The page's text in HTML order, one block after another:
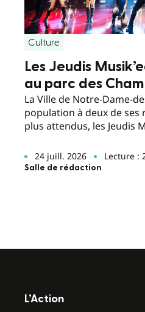
Culture
Les Jeudis
au parc des
La Ville de Notre-Dame-
population à deux de ses
plus attendus, les Jeudis
24 juill. 2026 Lecture :
Salle de rédaction
L’Action